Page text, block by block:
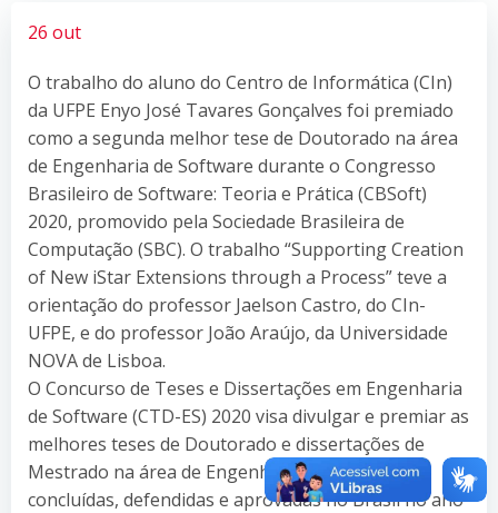
26 out
O trabalho do aluno do Centro de Informática (CIn)
da UFPE Enyo José Tavares Gonçalves foi premiado
como a segunda melhor tese de Doutorado na área
de Engenharia de Software durante o Congresso
Brasileiro de Software: Teoria e Prática (CBSoft)
2020, promovido pela Sociedade Brasileira de
Computação (SBC). O trabalho “Supporting Creation
of New iStar Extensions through a Process” teve a
orientação do professor Jaelson Castro, do CIn-
UFPE, e do professor João Araújo, da Universidade
NOVA de Lisboa.
O Concurso de Teses e Dissertações em Engenharia
de Software (CTD-ES) 2020 visa divulgar e premiar as
melhores teses de Doutorado e dissertações de
Mestrado na área de Engenharia de Software
concluídas, defendidas e aprovadas no Brasil no ano